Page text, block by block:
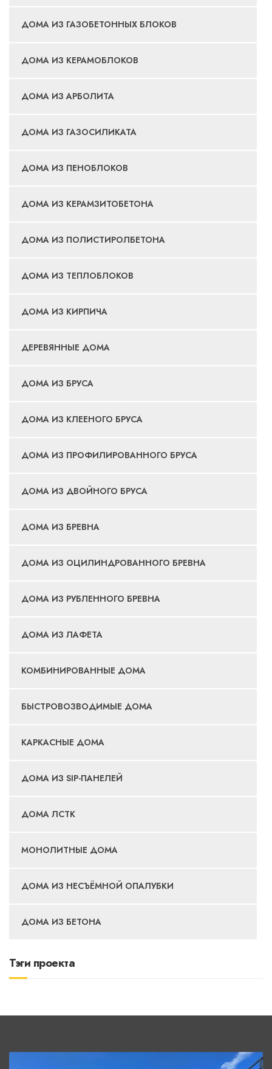
ДОМА ИЗ ГАЗОБЕТОННЫХ БЛОКОВ
ДОМА ИЗ КЕРАМОБЛОКОВ
ДОМА ИЗ АРБОЛИТА
ДОМА ИЗ ГАЗОСИЛИКАТА
ДОМА ИЗ ПЕНОБЛОКОВ
ДОМА ИЗ КЕРАМЗИТОБЕТОНА
ДОМА ИЗ ПОЛИСТИРОЛБЕТОНА
ДОМА ИЗ ТЕПЛОБЛОКОВ
ДОМА ИЗ КИРПИЧА
ДЕРЕВЯННЫЕ ДОМА
ДОМА ИЗ БРУСА
ДОМА ИЗ КЛЕЕНОГО БРУСА
ДОМА ИЗ ПРОФИЛИРОВАННОГО БРУСА
ДОМА ИЗ ДВОЙНОГО БРУСА
ДОМА ИЗ БРЕВНА
ДОМА ИЗ ОЦИЛИНДРОВАННОГО БРЕВНА
ДОМА ИЗ РУБЛЕННОГО БРЕВНА
ДОМА ИЗ ЛАФЕТА
КОМБИНИРОВАННЫЕ ДОМА
БЫСТРОВОЗВОДИМЫЕ ДОМА
КАРКАСНЫЕ ДОМА
ДОМА ИЗ SIP-ПАНЕЛЕЙ
ДОМА ЛСТК
МОНОЛИТНЫЕ ДОМА
ДОМА ИЗ НЕСЪЁМНОЙ ОПАЛУБКИ
ДОМА ИЗ БЕТОНА
Тэги проекта